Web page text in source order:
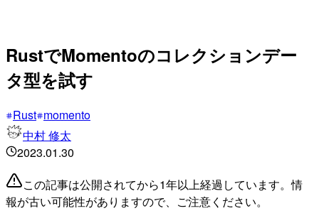
RustでMomentoのコレクションデー
タ型を試す
Rust momento
中村 修太
2023.01.30
この記事は公開されてから1年以上経過しています。情
報が古い可能性がありますので、ご注意ください。